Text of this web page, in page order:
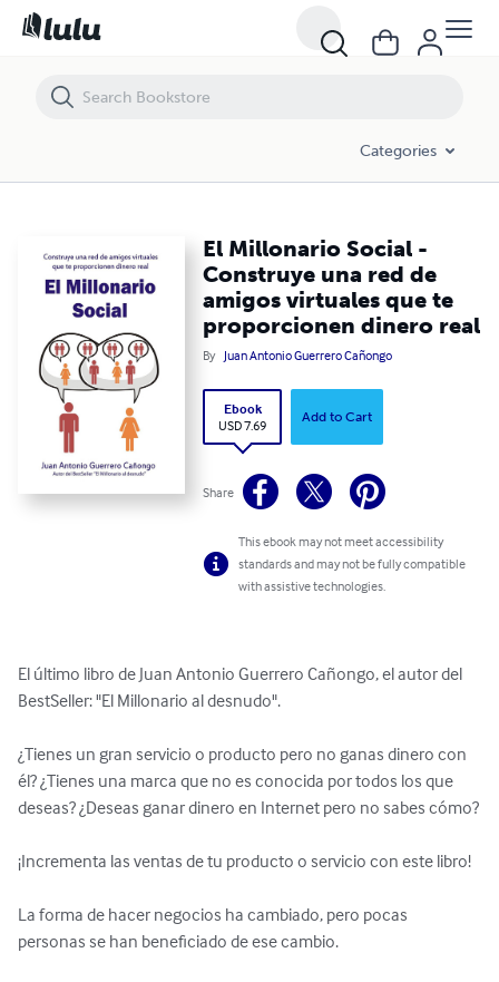
Categories
El Millonario Social -
Construye una red de
amigos virtuales que te
proporcionen dinero real
By Juan Antonio Guerrero Cañongo
Ebook
USD 7.69
Add to Cart
Share
This ebook may not meet accessibility
standards and may not be fully compatible
with assistive technologies.
El último libro de Juan Antonio Guerrero Cañongo, el autor del
BestSeller: "El Millonario al desnudo".
¿Tienes un gran servicio o producto pero no ganas dinero con
él? ¿Tienes una marca que no es conocida por todos los que
deseas? ¿Deseas ganar dinero en Internet pero no sabes cómo?
¡Incrementa las ventas de tu producto o servicio con este libro!
La forma de hacer negocios ha cambiado, pero pocas
personas se han beneficiado de ese cambio.
El Millonario Social - Construye una red de amigos virtuales que te